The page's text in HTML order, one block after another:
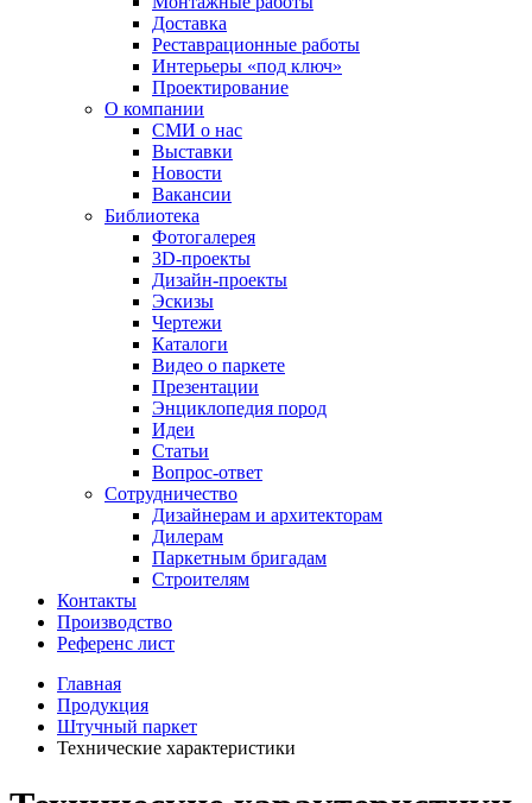
Доставка
Реставрационные работы
Интерьеры «под ключ»
Проектирование
О компании
СМИ о нас
Выставки
Новости
Вакансии
Библиотека
Фотогалерея
3D-проекты
Дизайн-проекты
Эскизы
Чертежи
Каталоги
Видео о паркете
Презентации
Энциклопедия пород
Идеи
Статьи
Вопрос-ответ
Сотрудничество
Дизайнерам и архитекторам
Дилерам
Паркетным бригадам
Строителям
Контакты
Производство
Референс лист
Главная
Продукция
Штучный паркет
Технические характеристики